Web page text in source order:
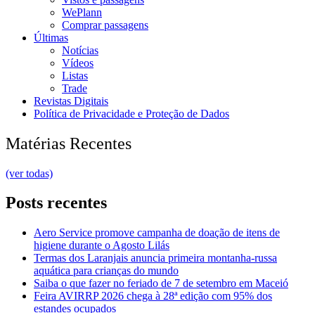
WePlann
Comprar passagens
Últimas
Notícias
Vídeos
Listas
Trade
Revistas Digitais
Política de Privacidade e Proteção de Dados
Matérias Recentes
(ver todas)
Posts recentes
Aero Service promove campanha de doação de itens de
higiene durante o Agosto Lilás
Termas dos Laranjais anuncia primeira montanha-russa
aquática para crianças do mundo
Saiba o que fazer no feriado de 7 de setembro em Maceió
Feira AVIRRP 2026 chega à 28ª edição com 95% dos
estandes ocupados